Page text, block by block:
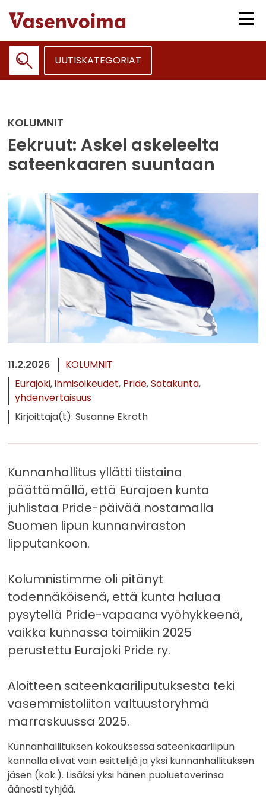
sisältöön
UUTISKATEGORIAT
KOLUMNIT
Eekruut: Askel askeleelta
sateenkaaren suuntaan
11.2.2026
KOLUMNIT
Eurajoki ihmisoikeudet Pride Satakunta
yhdenvertaisuus
Kirjoittaja(t): Susanne Ekroth
Kunnanhallitus yllätti tiistaina
päättämällä, että Eurajoen kunta
juhlistaa Pride-päivää nostamalla
Suomen lipun kunnanviraston
lipputankoon.
Kolumnistimme oli pitänyt
todennäköisenä, että kunta haluaa
pysytellä Pride-vapaana vyöhykkeenä,
vaikka kunnassa toimiikin 2025
perustettu Eurajoki Pride ry.
Aloitteen sateenkaariliputuksesta teki
vasemmistoliiton valtuustoryhmä
marraskuussa 2025.
Kunnanhallituksen kokouksessa sateenkaarilipun
kannalla olivat vain esittelijä ja yksi kunnanhallituksen
jäsen (kok.). Lisäksi yksi hänen puoluetoverinsa
äänesti tyhjää.